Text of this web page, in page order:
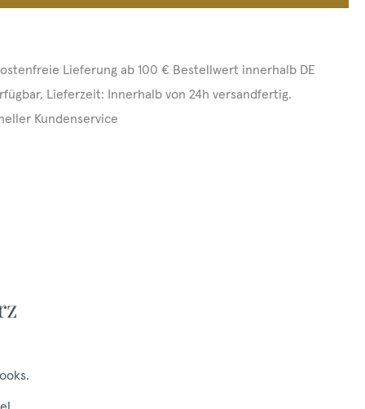
Lieferung ab 100 € Bestellwert innerhalb DE
Lieferzeit: Innerhalb von 24h versandfertig.
Kundenservice